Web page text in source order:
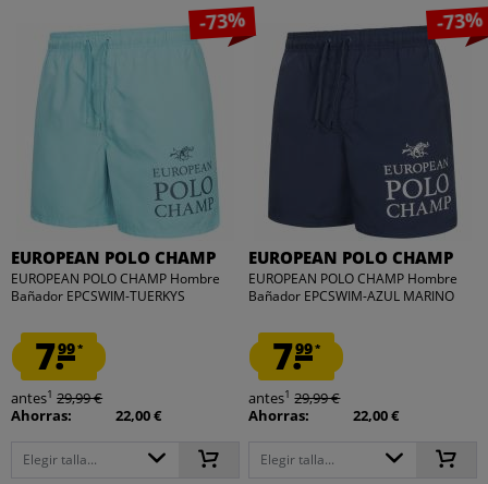
-73%
EUROPEAN POLO CHAMP
EUROPEAN POLO CHAMP Hombre
Bañador EPCSWIM-TUERKYS
7.99*
antes1 29,99 €
Ahorras:
22,00 €
Elegir talla...
-73%
EUROPEAN POLO CHAMP
EUROPEAN POLO CHAMP Hombre
Bañador EPCSWIM-AZUL MARINO
7.99*
antes1 29,99 €
Ahorras:
22,00 €
Elegir talla...